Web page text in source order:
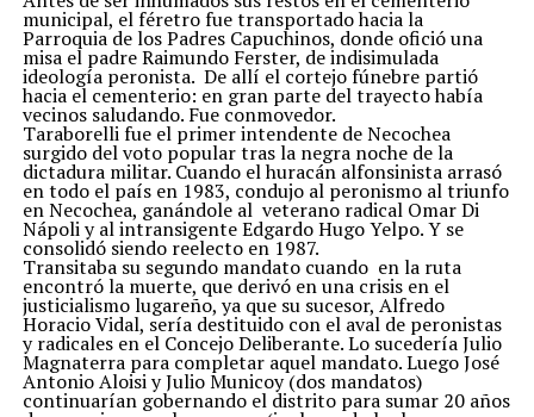
municipal, el féretro fue transportado hacia la
Parroquia de los Padres Capuchinos, donde ofició una
misa el padre Raimundo Ferster, de indisimulada
ideología peronista. De allí el cortejo fúnebre partió
hacia el cementerio: en gran parte del trayecto había
vecinos saludando. Fue conmovedor.
Taraborelli fue el primer intendente de Necochea
surgido del voto popular tras la negra noche de la
dictadura militar. Cuando el huracán alfonsinista arrasó
en todo el país en 1983, condujo al peronismo al triunfo
en Necochea, ganándole al veterano radical Omar Di
Nápoli y al intransigente Edgardo Hugo Yelpo. Y se
consolidó siendo reelecto en 1987.
Transitaba su segundo mandato cuando en la ruta
encontró la muerte, que derivó en una crisis en el
justicialismo lugareño, ya que su sucesor, Alfredo
Horacio Vidal, sería destituido con el aval de peronistas
y radicales en el Concejo Deliberante. Lo sucedería Julio
Magnaterra para completar aquel mandato. Luego José
Antonio Aloisi y Julio Municoy (dos mandatos)
continuarían gobernando el distrito para sumar 20 años